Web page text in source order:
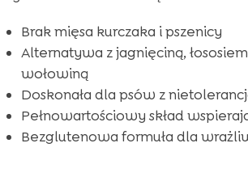
Brak mięsa kurczaka i pszenicy
Alternatywa z jagnięciną,
wołowiną
Doskonała dla psów z
Pełnowartościowy skład
Bezglutenowa formuła dla